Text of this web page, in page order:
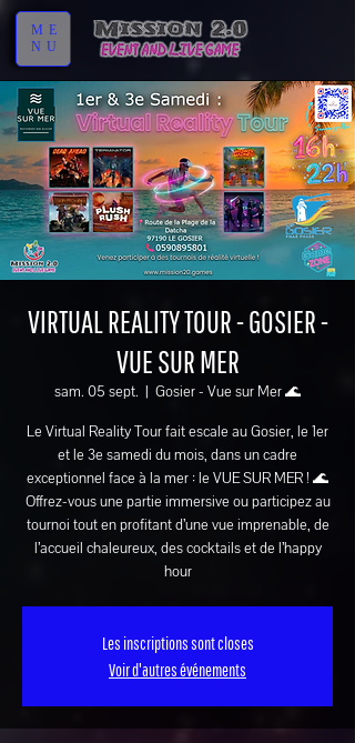
ME
NU
VIRTUAL REALITY TOUR - GOSIER -
VUE SUR MER
sam. 05 sept.
  |
Gosier - Vue sur Mer 🌊
Le Virtual Reality Tour fait escale au Gosier, le 1er
et le 3e samedi du mois, dans un cadre
exceptionnel face à la mer : le VUE SUR MER ! 🌊
Offrez-vous une partie immersive ou participez au
tournoi tout en profitant d’une vue imprenable, de
l’accueil chaleureux, des cocktails et de l’happy
hour
Les inscriptions sont closes
Voir d'autres événements